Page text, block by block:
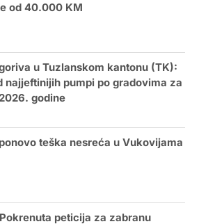
od 40.000 KM
u Tuzlanskom kantonu (TK):
najjeftinijih pumpi po gradovima za
godine
teška nesreća u Vukovijama
peticija za zabranu